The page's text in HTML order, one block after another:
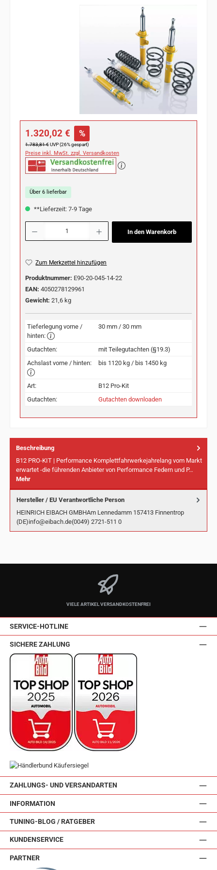
Verkaufspreis:
1.320,02 € %
Regulärer Preis:
1.783,81 €UVP (26% gespart)
Preise inkl. MwSt. zzgl. Versandkosten
Über 6 lieferbar
**Lieferzeit: 7-9 Tage
Produkt Anzahl: Gib den gewünschten Wert ein oder benutze die Schaltflächen
In den Warenkorb
Zum Merkzettel hinzufügen
Produktnummer: E90-20-045-14-22
EAN: 4050278129961
Gewicht: 21,6 kg
Tieferlegung vorne /
hinten:
30 mm / 30 mm
Gutachten:
mit Teilegutachten (§19.3)
Achslast vorne / hinten:
bis 1120 kg / bis 1450 kg
Art:
B12 Pro-Kit
Gutachten:
Gutachten downloaden
Beschreibung
B12 PRO-KIT | Performance Komplettfahrwerkejahrelang vom Markt
erwartet -die führenden Anbieter von Performance Federn und P…
Mehr
Hersteller / EU Verantwortliche Person
HEINRICH EIBACH GMBHAm Lennedamm 157413 Finnentrop
(DE)info@eibach.de(0049) 2721-511 0
VIELE ARTIKEL VERSANDKOSTENFREI
SERVICE-HOTLINE
ZAHLUNGS- UND VERSANDARTEN
INFORMATION
TUNING-BLOG / RATGEBER
KUNDENSERVICE
SICHERE ZAHLUNG
PARTNER